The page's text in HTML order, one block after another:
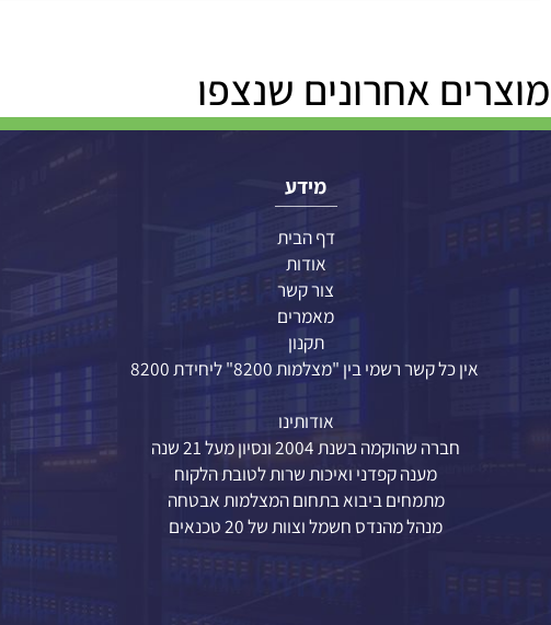
אחרונים שנצפו
דף הבית
צור קשר
מאמרים
אין כל קשר רשמי בין "מצלמות 8200" ליחידת 8200
אודותינו
חברה שהוקמה בשנת 2004 ונסיון מעל 21 שנה
מתמחים ביבוא בתחום המצלמות אבטחה